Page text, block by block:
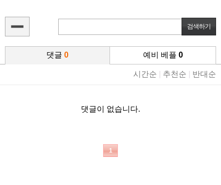
댓글 0 예비 베플 0
시간순 추천순 반대순
댓글이 없습니다.
1